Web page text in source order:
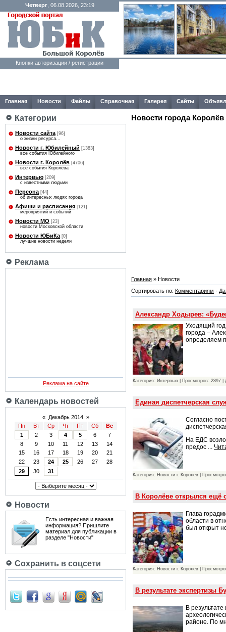
Четверг, 06.08.2026, 23:19
Кнопки авторизации / регистрации
Главная Новости Файлы Справочная Галерея Сайты
Категории
Новости сайта [96]
о жизни ресурса...
Новости г. Юбилейный [1383]
все события Юбилейного
Новости г. Королёв [4706]
все события Королёва
Интервью [209]
с известными людьми
Персона [44]
об интересных людях города
Афиши и расписания [121]
мероприятий и событий
Новости МО [23]
новости Московской области
Новости ЮБиКа [0]
лучшие новости недели
Реклама
Реклама на сайте
Календарь новостей
« Декабрь 2014 »
Пн
Вт Ср Чт Пт Сб
Вс
1
2 3 4 5 6
7
8
9 10 11 12 13
14
15
16 17 18 19 20
21
22
23 24 25 26 27
28
29
30 31
Новости
Есть интересная и важная
информация? Пришлите
материал для публикации в
разделе "Новости"
Сохранить в соцсети
Новости города Королёв
Главная » Новости
Сортировать по: Комментариям ·
Александр Ходырев:
Уходящий
города –
определяем
Категория: Интервью | Просмотров: 2897
Единая диспетчерская
Согласно
На ЕДС
предос ...
Категория: Новости г. Королёв |
В Королёве открылся ещё
Глава
области в
был открыт
Категория: Новости г. Королёв |
В результате экспертизы
В
районе. По